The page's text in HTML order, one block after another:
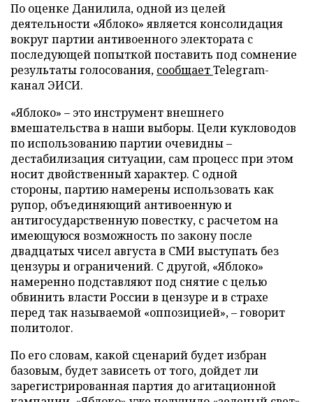
По оценке Данилила, одной из целей
деятельности «Яблоко» является консолидация
вокруг партии антивоенного электората с
последующей попыткой поставить под сомнение
результаты голосования, сообщаетTelegram-
канал ЭИСИ.
«Яблоко» – это инструмент внешнего
вмешательства в наши выборы. Цели кукловодов
по использованию партии очевидны –
дестабилизация ситуации, сам процесс при этом
носит двойственный характер. С одной
стороны, партию намерены использовать как
рупор, объединяющий антивоенную и
антигосударственную повестку, с расчетом на
имеющуюся возможность по закону после
двадцатых чисел августа в СМИ выступать без
цензуры и ограничений. С другой, «Яблоко»
намеренно подставляют под снятие с целью
обвинить власти России в цензуре и в страхе
перед так называемой «оппозицией», – говорит
политолог.
По его словам, какой сценарий будет избран
базовым, будет зависеть от того, дойдет ли
зарегистрированная партия до агитационной